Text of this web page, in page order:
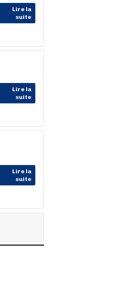
Lire la
suite
Lire la
suite
Lire la
suite